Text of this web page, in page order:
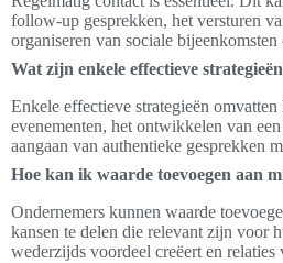
follow-up gesprekken, het versturen
organiseren van sociale
Wat zijn enkele effectieve
Enkele effectieve strategieën
evenementen, het ontwikkelen van
aangaan van authentieke gesprekken
Hoe kan ik waarde toevoegen aan
Ondernemers kunnen waarde
kansen te delen die relevant zijn voor
wederzijds voordeel creëert en relaties